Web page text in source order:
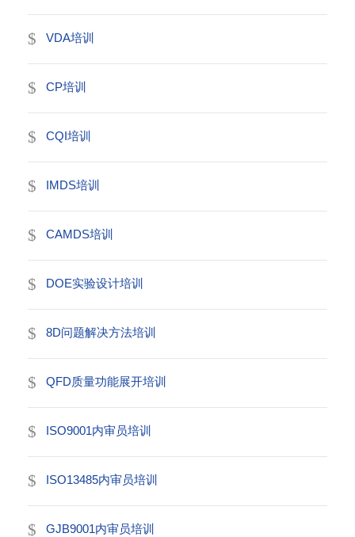
VDA培训
CP培训
CQI培训
IMDS培训
CAMDS培训
DOE实验设计培训
8D问题解决方法培训
QFD质量功能展开培训
ISO9001内审员培训
ISO13485内审员培训
GJB9001内审员培训